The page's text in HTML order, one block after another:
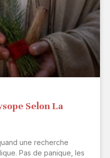
Selon La
une recherche
Pas de panique, les